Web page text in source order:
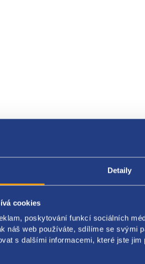
Detaily
cookies
poskytování funkcí sociálních
náš web používáte, sdílíme se svými
s dalšími informacemi, které jste
paliva
PSA: